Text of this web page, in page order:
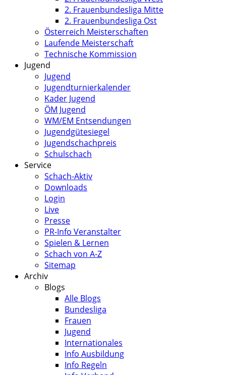
2. Frauenbundesliga Mitte
2. Frauenbundesliga Ost
Österreich Meisterschaften
Laufende Meisterschaft
Technische Kommission
Jugend
Jugend
Jugendturnierkalender
Kader Jugend
ÖM Jugend
WM/EM Entsendungen
Jugendgütesiegel
Jugendschachpreis
Schulschach
Service
Schach-Aktiv
Downloads
Login
Live
Presse
PR-Info Veranstalter
Spielen & Lernen
Schach von A-Z
Sitemap
Archiv
Blogs
Alle Blogs
Bundesliga
Frauen
Jugend
Internationales
Info Ausbildung
Info Regeln